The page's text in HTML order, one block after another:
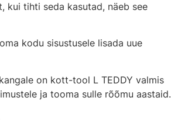
kui tihti seda kasutad, näeb see
kodu sisustusele lisada uue
on kott-tool L TEDDY valmis
ja tooma sulle rõõmu aastaid.